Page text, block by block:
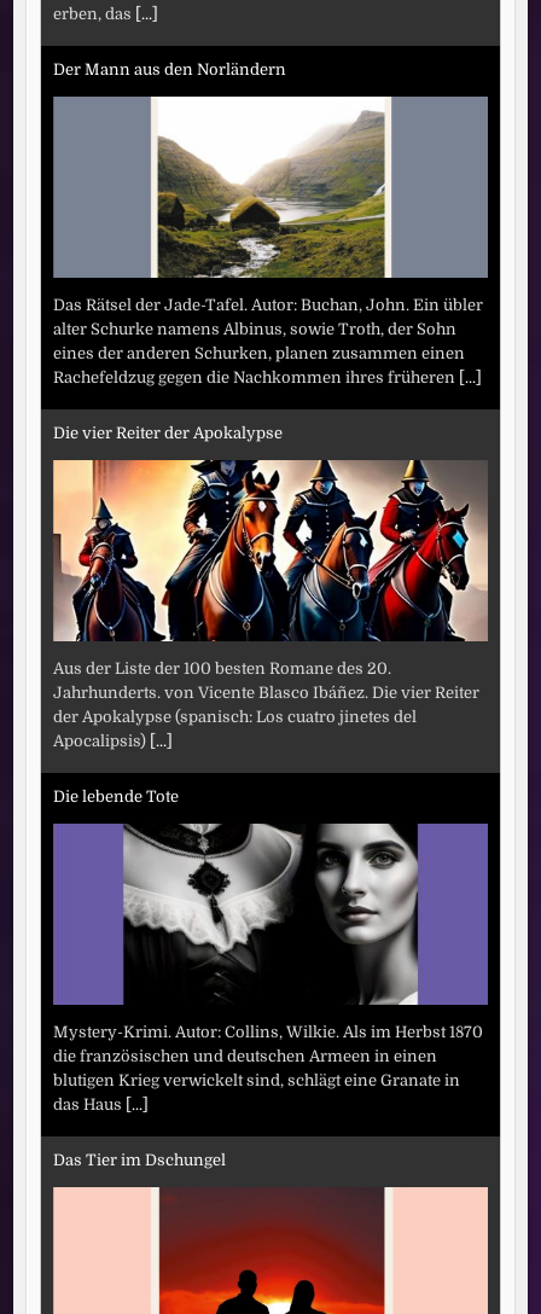
erben, das [...]
Der Mann aus den Norländern
Das Rätsel der Jade-Tafel. Autor: Buchan, John. Ein übler
alter Schurke namens Albinus, sowie Troth, der Sohn
eines der anderen Schurken, planen zusammen einen
Rachefeldzug gegen die Nachkommen ihres früheren [...]
Die vier Reiter der Apokalypse
Aus der Liste der 100 besten Romane des 20.
Jahrhunderts. von Vicente Blasco Ibáñez. Die vier Reiter
der Apokalypse (spanisch: Los cuatro jinetes del
Apocalipsis) [...]
Die lebende Tote
Mystery-Krimi. Autor: Collins, Wilkie. Als im Herbst 1870
die französischen und deutschen Armeen in einen
blutigen Krieg verwickelt sind, schlägt eine Granate in
das Haus [...]
Das Tier im Dschungel